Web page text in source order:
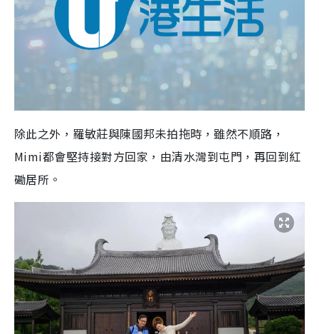
除此之外，羅敏莊與陳國邦未拍拖時，雖然不順路，
Mimi都會堅持接對方回家，由清水灣到屯門，再回到紅
磡居所。